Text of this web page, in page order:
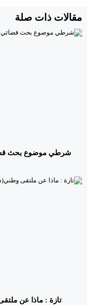
مقالات ذات صلة
شرطي موضوع بحث
تازة : ماذا عن